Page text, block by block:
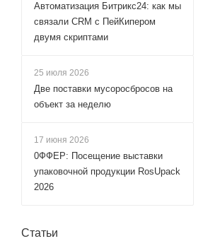
Автоматизация Битрикс24: как мы
связали CRM с ПейКипером
двумя скриптами
25 июля 2026
Две поставки мусоросбросов на
объект за неделю
17 июня 2026
0ФФЕР: Посещение выставки
упаковочной продукции RosUpack
2026
Статьи